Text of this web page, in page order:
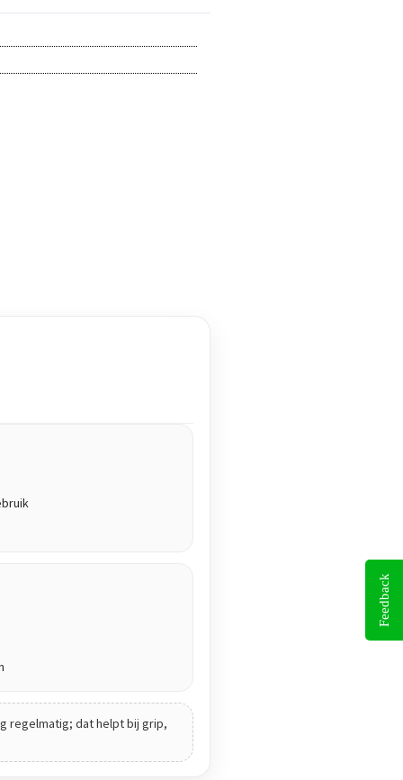
regelmatig; dat helpt bij grip,
Feedback